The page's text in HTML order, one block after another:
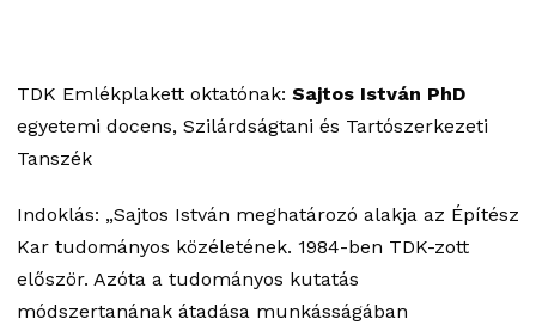
TDK Emlékplakett oktatónak: Sajtos István PhD
egyetemi docens, Szilárdságtani és Tartószerkezeti
Tanszék
Indoklás: „Sajtos István meghatározó alakja az Építész
Kar tudományos közéletének. 1984-ben TDK-zott
először. Azóta a tudományos kutatás
módszertanának átadása munkásságában